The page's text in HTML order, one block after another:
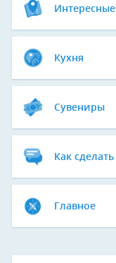
Кухня
Сувениры
Как
Главное